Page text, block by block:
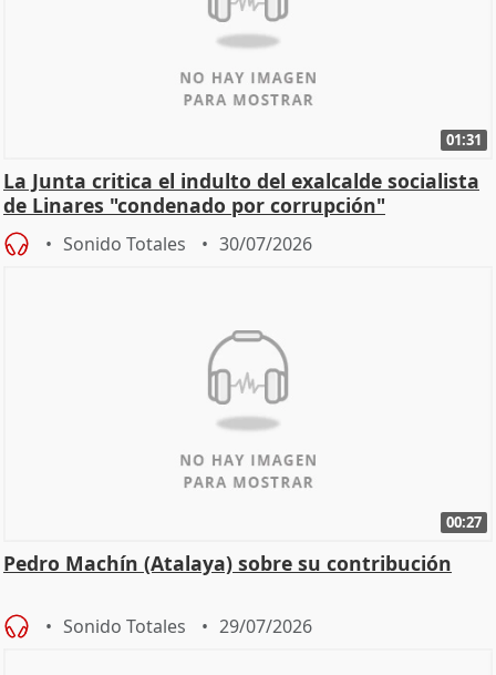
01:31
La Junta critica el indulto del exalcalde socialista
de Linares "condenado por corrupción"
Sonido Totales 30/07/2026
00:27
Pedro Machín (Atalaya) sobre su contribución
Sonido Totales 29/07/2026